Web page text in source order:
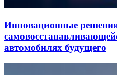
Инновационные
автомобилях будущего